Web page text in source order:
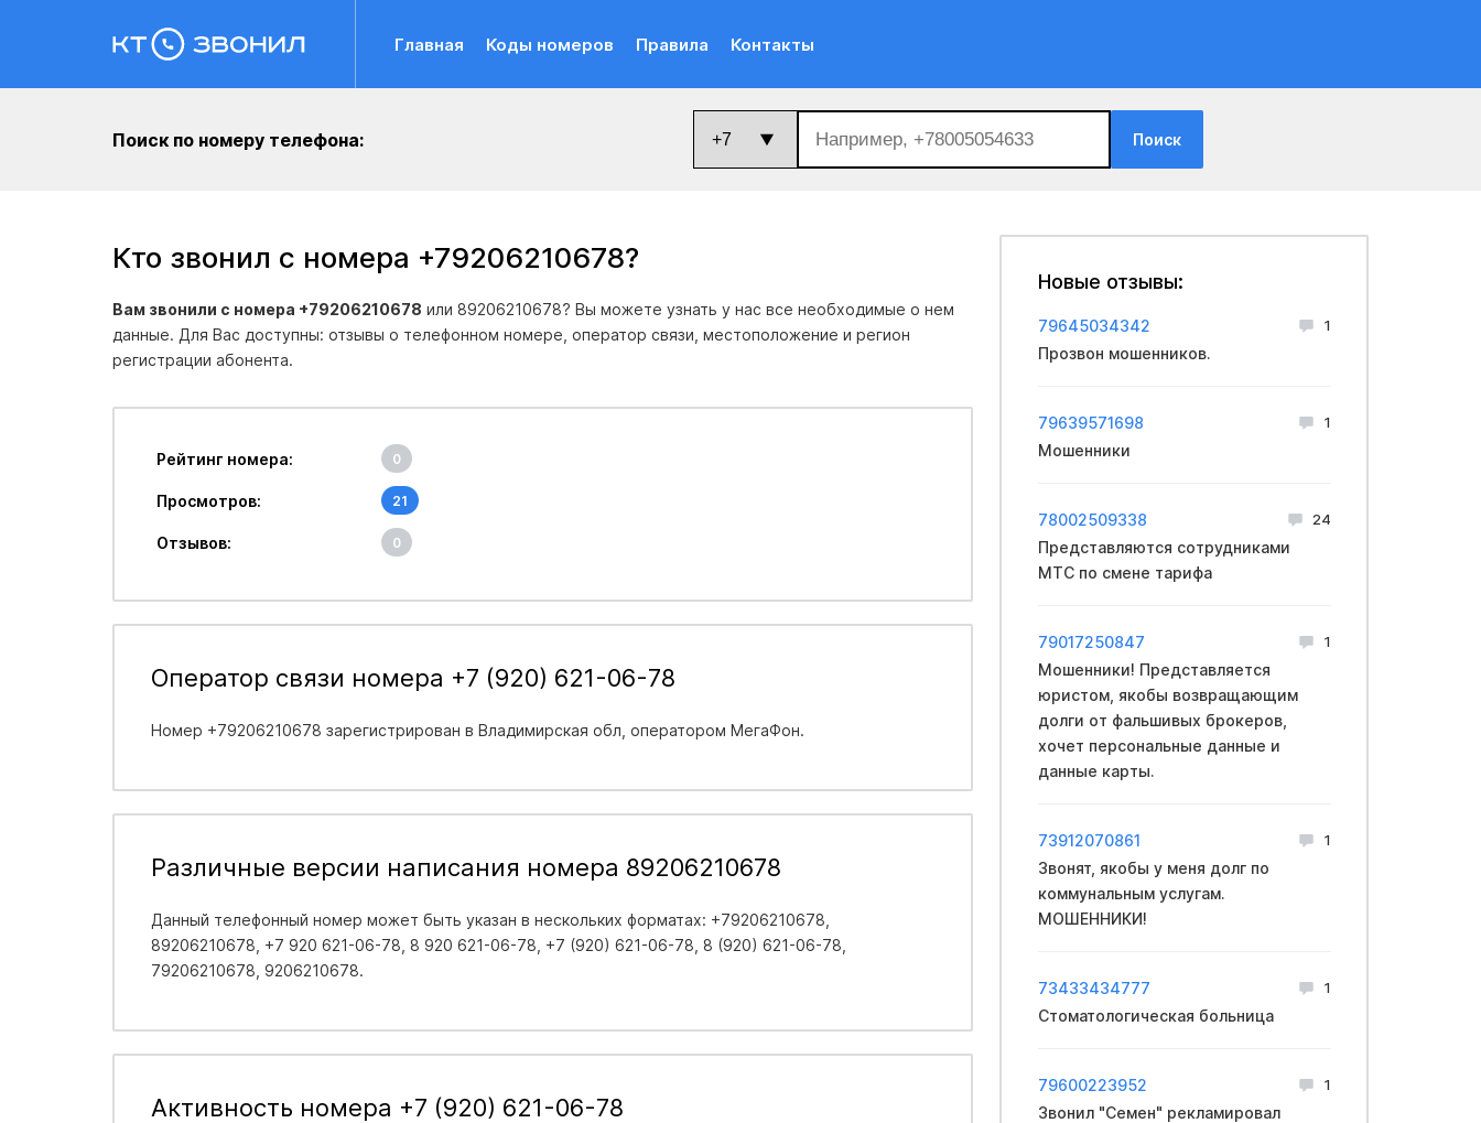
Главная Коды номеров Правила Контакты
Поиск по номеру телефона: Поиск
Кто звонил с номера +79206210678?
Вам звонили с номера +79206210678 или 89206210678? Вы можете узнать у нас все необходимые о нем
данные. Для Вас доступны: отзывы о телефонном номере, оператор связи, местоположение и регион
регистрации абонента.
Рейтинг номера: 0
Просмотров: 21
Отзывов: 0
Оператор связи номера +7 (920) 621-06-78
Номер +79206210678 зарегистрирован в Владимирская обл , оператором МегаФон.
Различные версии написания номера 89206210678
Данный телефонный номер может быть указан в нескольких форматах: +79206210678,
89206210678, +7 920 621-06-78, 8 920 621-06-78, +7 (920) 621-06-78, 8 (920) 621-06-78,
79206210678, 9206210678.
Активность номера +7 (920) 621-06-78
Новые отзывы:
79645034342 1
Прозвон мошенников.
79639571698 1
Мошенники
78002509338 24
Представляются сотрудниками
МТС по смене тарифа
79017250847 1
Мошенники! Представляется
юристом, якобы возвращающим
долги от фальшивых брокеров,
хочет персональные данные и
данные карты.
73912070861 1
Звонят, якобы у меня долг по
коммунальным услугам.
МОШЕННИКИ!
73433434777 1
Стоматологическая больница
79600223952 1
Звонил "Семен" рекламировал